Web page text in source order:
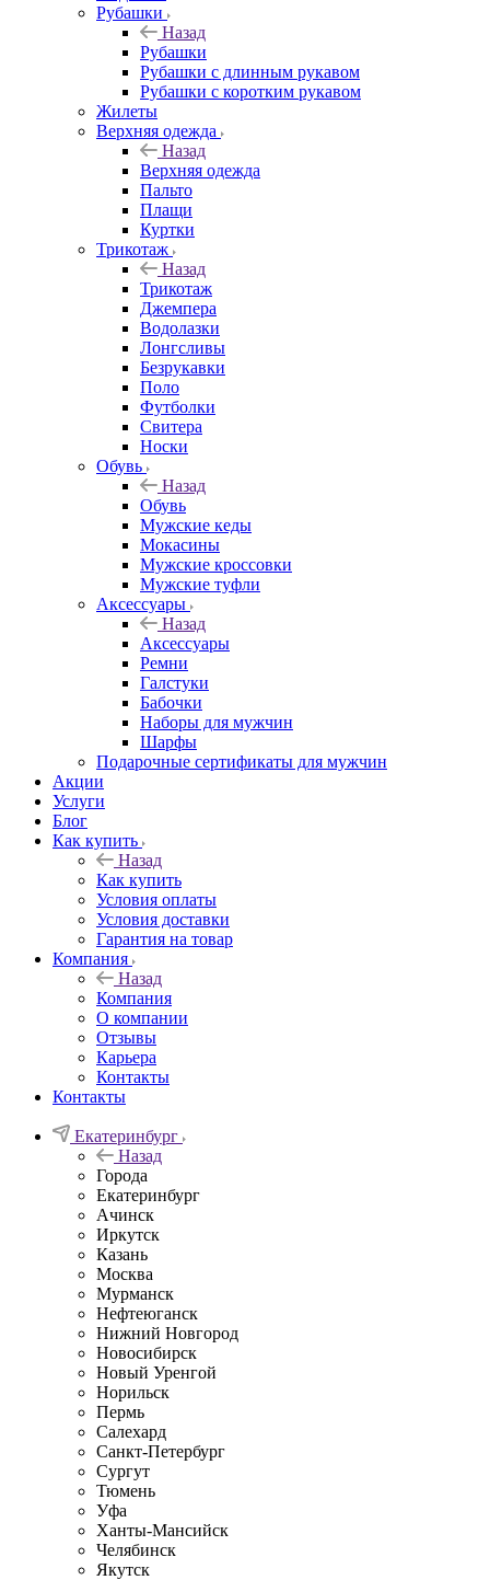
Рубашки
Назад
Рубашки
Рубашки с длинным рукавом
Рубашки с коротким рукавом
Жилеты
Верхняя одежда
Назад
Верхняя одежда
Пальто
Плащи
Куртки
Трикотаж
Назад
Трикотаж
Джемпера
Водолазки
Лонгсливы
Безрукавки
Поло
Футболки
Свитера
Носки
Обувь
Назад
Обувь
Мужские кеды
Мокасины
Мужские кроссовки
Мужские туфли
Аксессуары
Назад
Аксессуары
Ремни
Галстуки
Бабочки
Наборы для мужчин
Шарфы
Подарочные сертификаты для мужчин
Акции
Услуги
Блог
Как купить
Назад
Как купить
Условия оплаты
Условия доставки
Гарантия на товар
Компания
Назад
Компания
О компании
Отзывы
Карьера
Контакты
Контакты
Екатеринбург
Назад
Города
Екатеринбург
Ачинск
Иркутск
Казань
Москва
Мурманск
Нефтеюганск
Нижний Новгород
Новосибирск
Новый Уренгой
Норильск
Пермь
Салехард
Санкт-Петербург
Сургут
Тюмень
Уфа
Ханты-Мансийск
Челябинск
Якутск